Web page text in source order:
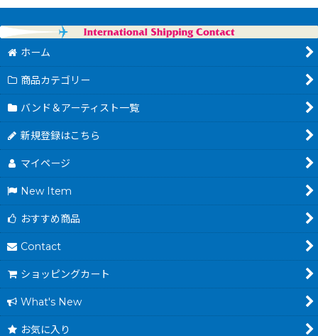
ホーム
商品カテゴリー
バンド＆アーティスト一覧
新規登録はこちら
マイページ
New Item
おすすめ商品
Contact
ショッピングカート
What's New
お気に入り